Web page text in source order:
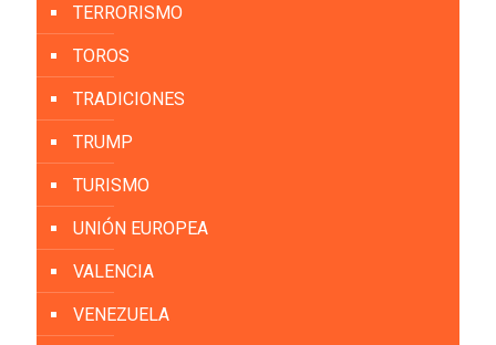
TERRORISMO
TOROS
TRADICIONES
TRUMP
TURISMO
UNIÓN EUROPEA
VALENCIA
VENEZUELA